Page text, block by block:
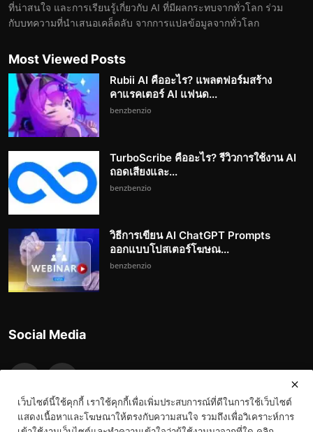
ที่น่าสนใจ และการเรียนรู้เกี่ยวกับ AI ที่มีผลกระทบจากทั่วโลก ร่วม
กับบทความที่นำเสนอเคล็ดลับ จากการแปลข้อมูลจากทั่วโลก
Most Viewed Posts
Rubii AI คืออะไร? แพลตฟอร์มสร้าง
คาแรคเตอร์ AI แฟนด...
benzbenzio
TurboScribe คืออะไร? รีวิวการใช้งาน AI
ถอดเสียงและ...
benzbenzio
วิธีการเขียน AI ChatGPT Prompts
ออกแบบโปสเตอร์โฆษณ...
benzbenzio
Social Media
เว็บไซต์นี้ใช้คุกกี้ เราใช้คุกกี้เพื่อเพิ่มประสบการณ์ที่ดีในการใช้เว็บไซต์
แสดงเนื้อหาและโฆษณาให้ตรงกับความสนใจ รวมถึงเพื่อวิเคราะห์การ